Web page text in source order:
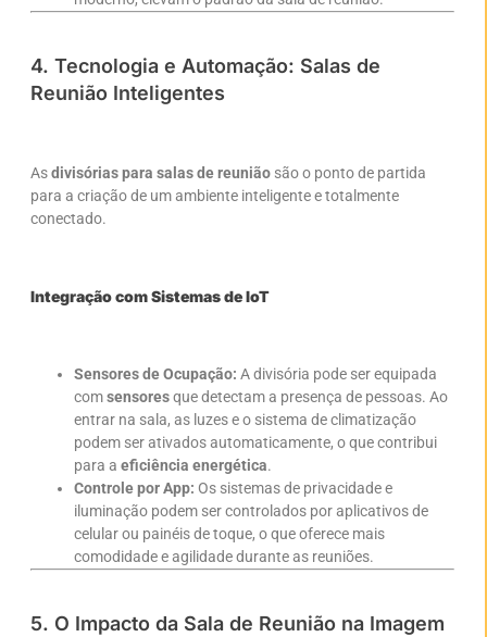
4. Tecnologia e Automação: Salas de
Reunião Inteligentes
Asdivisórias para salas de reunião são o ponto de partida
para a criação de um ambiente inteligente e totalmente
conectado.
Integração com Sistemas de IoT
Sensores de Ocupação: A divisória pode ser equipada
comsensoresque detectam a presença de pessoas. Ao
entrar na sala, as luzes e o sistema de climatização
podem ser ativados automaticamente, o que contribui
para a eficiência energética.
Controle por App: Os sistemas de privacidade e
iluminação podem ser controlados por aplicativos de
celular ou painéis de toque, o que oferece mais
comodidade e agilidade durante as reuniões.
5. O Impacto da Sala de Reunião na Imagem